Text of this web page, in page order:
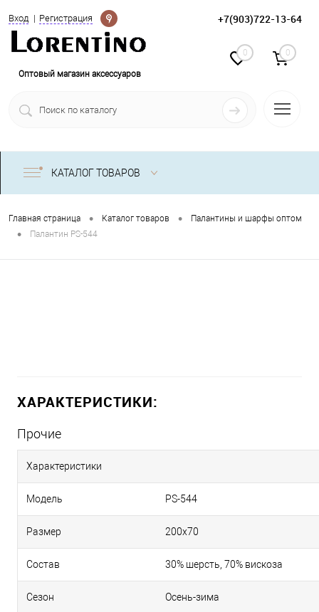
Вход Регистрация
Определение +7(903)722-13-64
0 0
Оптовый магазин аксессуаров
КАТАЛОГ ТОВАРОВ
Главная страница • Каталог товаров • Палантины и шарфы оптом
• Палантин PS-544
ХАРАКТЕРИСТИКИ:
Прочие
Характеристики
Модель PS-544
Размер 200х70
Состав 30% шерсть, 70% вискоза
Сезон Осень-зима